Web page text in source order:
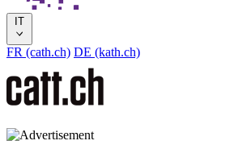
IT
FR (cath.ch) DE (kath.ch)